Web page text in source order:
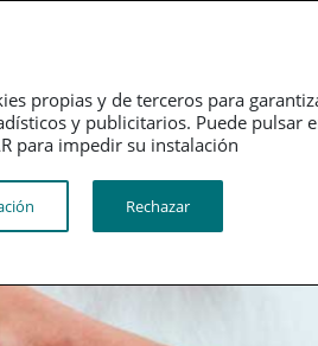
con aportaciones
propias y de terceros para
y publicitarios. Puede pulsar
para impedir su instalación​​​​​​​
Rechazar